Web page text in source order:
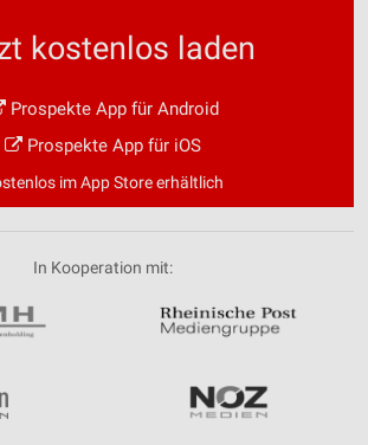
kostenlos laden
Prospekte App für Android
Prospekte App für iOS
im App Store erhältlich
In Kooperation mit: